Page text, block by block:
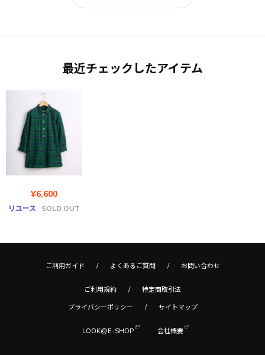
最近チェックしたアイテム
¥6,600
リユース SOLD OUT
ご利用ガイド よくあるご質問 お問い合わせ
ご利用規約 特定商取引法
プライバシーポリシー サイトマップ
LOOK@E-SHOP 会社概要